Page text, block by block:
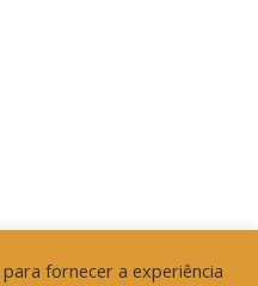
fornecer a experiência